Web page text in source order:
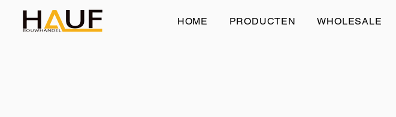
HOME PRODUCTEN WHOLESALE